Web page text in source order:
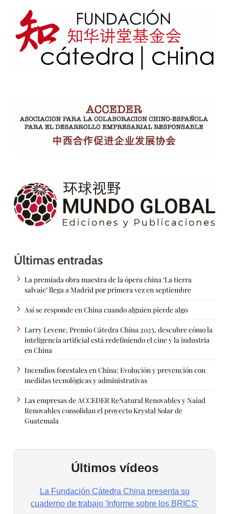
Últimas entradas
La premiada obra maestra de la ópera china ‘La tierra
salvaje’ llega a Madrid por primera vez en septiembre
Así se responde en China cuando alguien pierde algo
Larry Levene, Premio Cátedra China 2025, descubre cómo la
inteligencia artificial está redefiniendo el cine y la industria
en China
Incendios forestales en China: Evolución y prevención con
medidas tecnológicas y administrativas
Las empresas de ACCEDER ReNatural Renovables y Naiad
Renovables consolidan el proyecto Krystal Solar de
Guatemala
Últimos vídeos
La Fundación Cátedra China presenta su
cuaderno de trabajo 'Informe sobre los BRICS'